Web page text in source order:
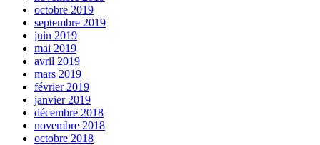
octobre 2019
septembre 2019
juin 2019
mai 2019
avril 2019
mars 2019
février 2019
janvier 2019
décembre 2018
novembre 2018
octobre 2018